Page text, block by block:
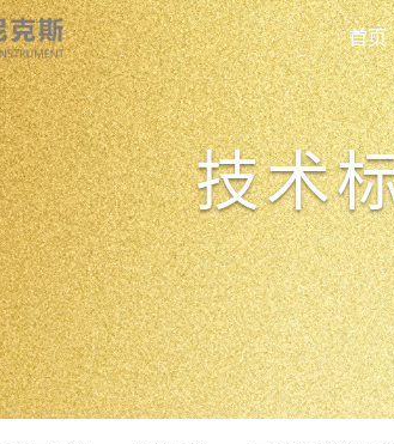
首页
技术